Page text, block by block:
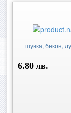
шунка, бекон,
6.80 лв.